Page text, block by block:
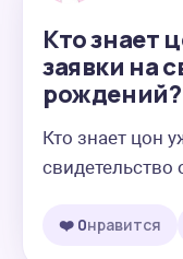
Кто знает
заявки на
рождений?
Кто знает цон
❤️ 0нравится